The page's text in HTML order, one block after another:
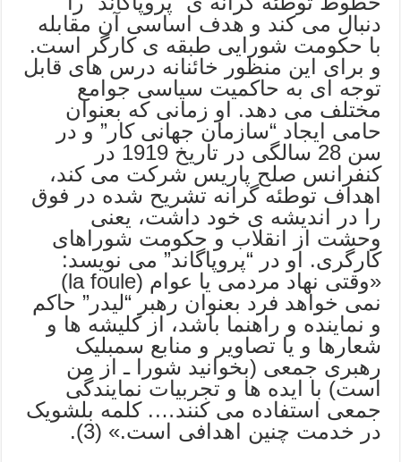
دنبال می کند و هدف اساسی آن مقابله
با حکومت شورایی طبقه ی کارگر است.
و برای این منظور خائنانه درس های قابل
توجه ای به حاکمیت سیاسی جوامع
مختلف می دهد. او زمانی که بعنوان
حامی ایجاد “سازمان جهانی کار” و در
سن 28 سالگی در تاریخ 1919 در
کنفرانس صلح پاریس شرکت می کند،
اهداف توطئه گرانه تشریح شده در فوق
را در اندیشه ی خود داشت، یعنی
وحشت از انقلاب و حکومت شوراهای
کارگری. او در “پروپاگاند” می نویسد:
«وقتی نهاد مردمی یا عوام (la foule)
نمی خواهد فرد بعنوان رهبر “لیدر” حاکم
و نماینده و راهنما باشد، از کلیشه ها و
شعارها و یا تصاویر و منابع سمبلیک
رهبری جمعی (بخوانید شورا ـ از من
است) با ایده ها و تجربیات نمایندگی
جمعی استفاده می کنند…. کلمه بلشویک
در خدمت چنین اهدافی است.» (3).